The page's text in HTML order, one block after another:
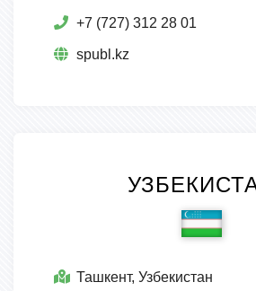
+7 (727) 312 28 01
spubl.kz
Ташкент, Узбекистан